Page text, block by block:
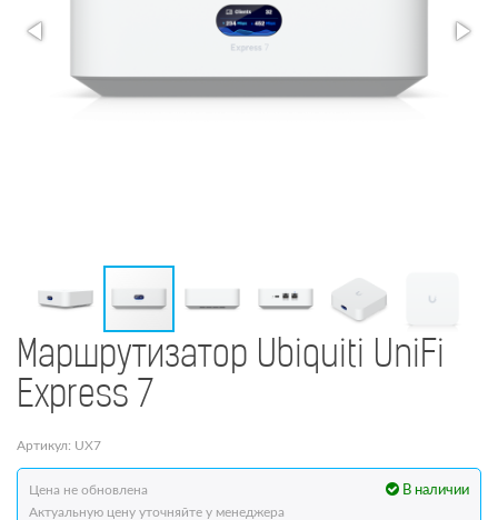
Маршрутизатор Ubiquiti UniFi
Express 7
Артикул: UX7
В наличии
Цена не обновлена
Актуальную цену уточняйте у менеджера